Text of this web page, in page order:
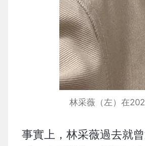
林采薇（左）在
事實上，林采薇過去就